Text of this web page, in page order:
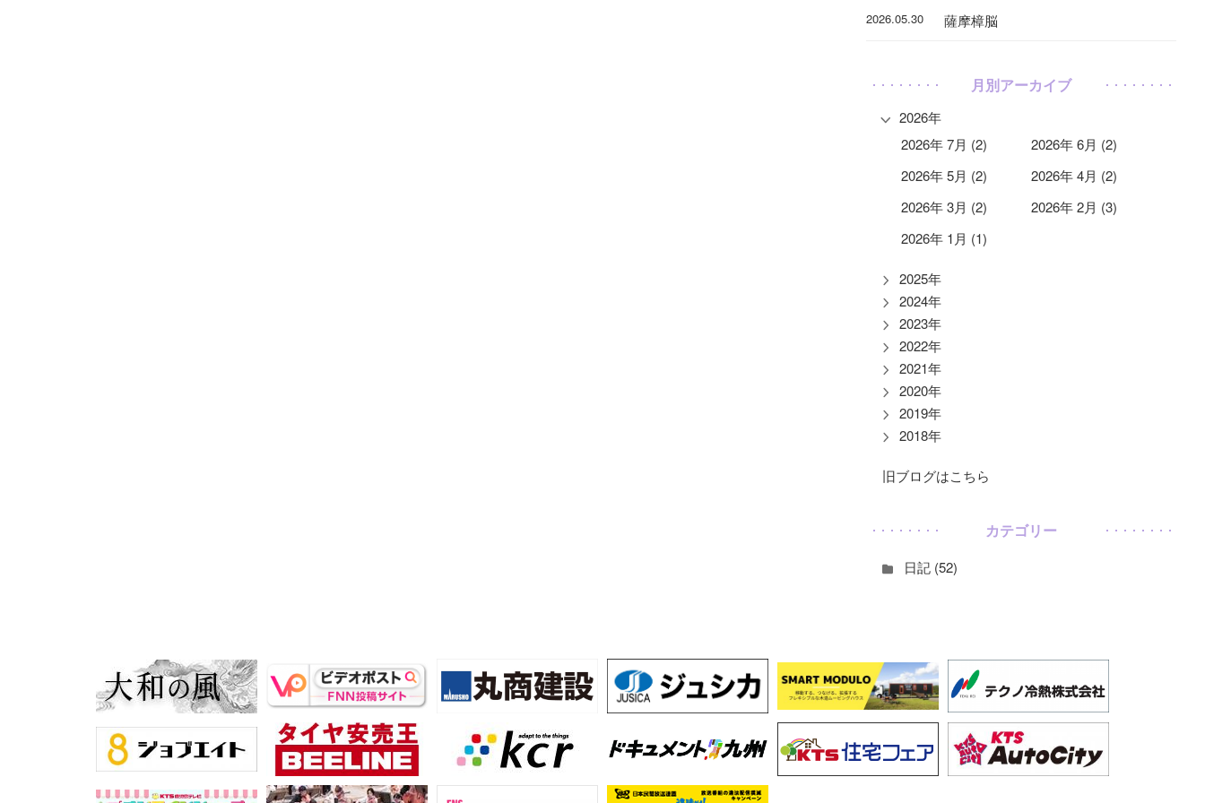
2026.05.30 薩摩樟脳
月別アーカイブ
2026年
2026年 7月 (2)
2026年 6月 (2)
2026年 5月 (2)
2026年 4月 (2)
2026年 3月 (2)
2026年 2月 (3)
2026年 1月 (1)
2025年
2024年
2023年
2022年
2021年
2020年
2019年
2018年
旧ブログはこちら
カテゴリー
日記 (52)